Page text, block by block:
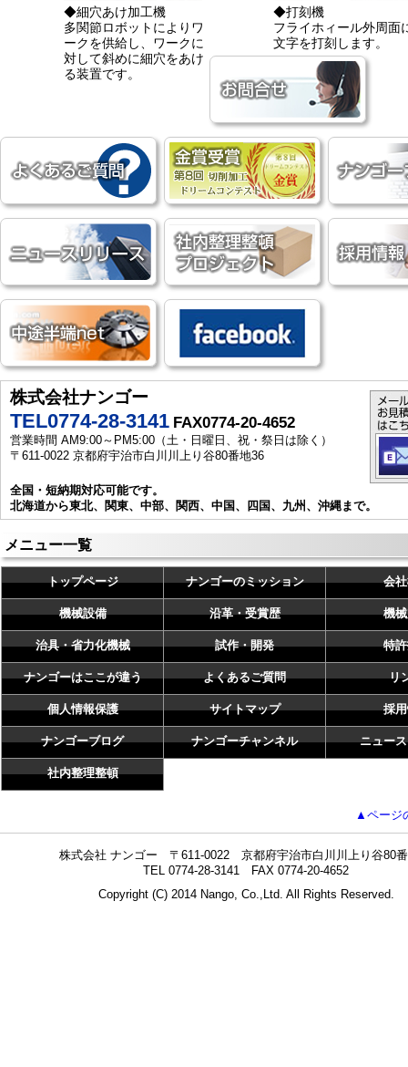
◆細穴あけ加工機
多関節ロボットによりワ
ークを供給し、ワークに
対して斜めに細穴をあけ
る装置です。
◆打刻機
フライホィール外周面
文字を打刻します。
株式会社ナンゴー
TEL0774-28-3141 FAX0774-20-4652
営業時間 AM9:00～PM5:00（土・日曜日、祝・祭日は除く）
〒611-0022 京都府宇治市白川川上り谷80番地36
全国・短納期対応可能です。
北海道から東北、関東、中部、関西、中国、四国、九州、沖縄まで。
メニュー一覧
トップページ ナンゴーのミッション 会
機械設備 沿革・受賞歴 機
治具・省力化機械 試作・開発 特
ナンゴーはここが違う よくあるご質問 リ
個人情報保護 サイトマップ 採
ナンゴーブログ ナンゴーチャンネル ニュー
社内整理整頓
▲ページ
株式会社 ナンゴー 〒611-0022 京都府宇治市白川川上り谷80
TEL 0774-28-3141 FAX 0774-20-4652
Copyright (C) 2014 Nango, Co.,Ltd. All Rights Reserved.